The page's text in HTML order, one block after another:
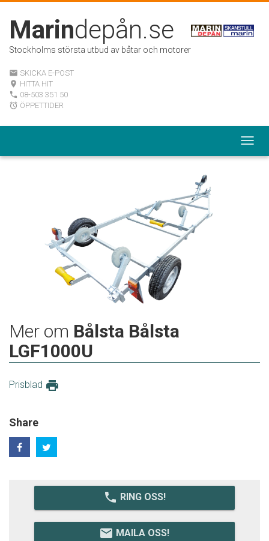
Marindepån.se
Stockholms största utbud av båtar och motorer
email SKICKA E-POST
room HITTA HIT
local_phone 08-503 351 50
alarm ÖPPETTIDER
Mer om Bålsta Bålsta
LGF1000U
Prisblad print
Share
local_phone RING OSS!
email MAILA OSS!